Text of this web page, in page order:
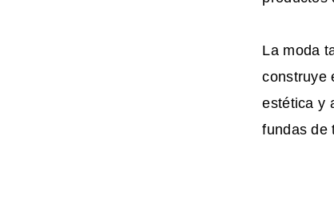
La moda
construye
estética y
fundas de